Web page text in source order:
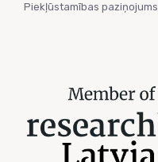
Piekļūstamības paziņojums